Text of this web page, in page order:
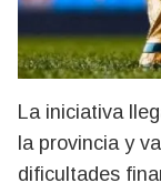
La iniciativa
la provincia y
dificultades